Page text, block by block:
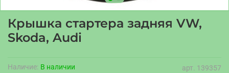
арт. 139357
Наличие: В наличии
Крышка стартера задняя VW,
Skoda, Audi